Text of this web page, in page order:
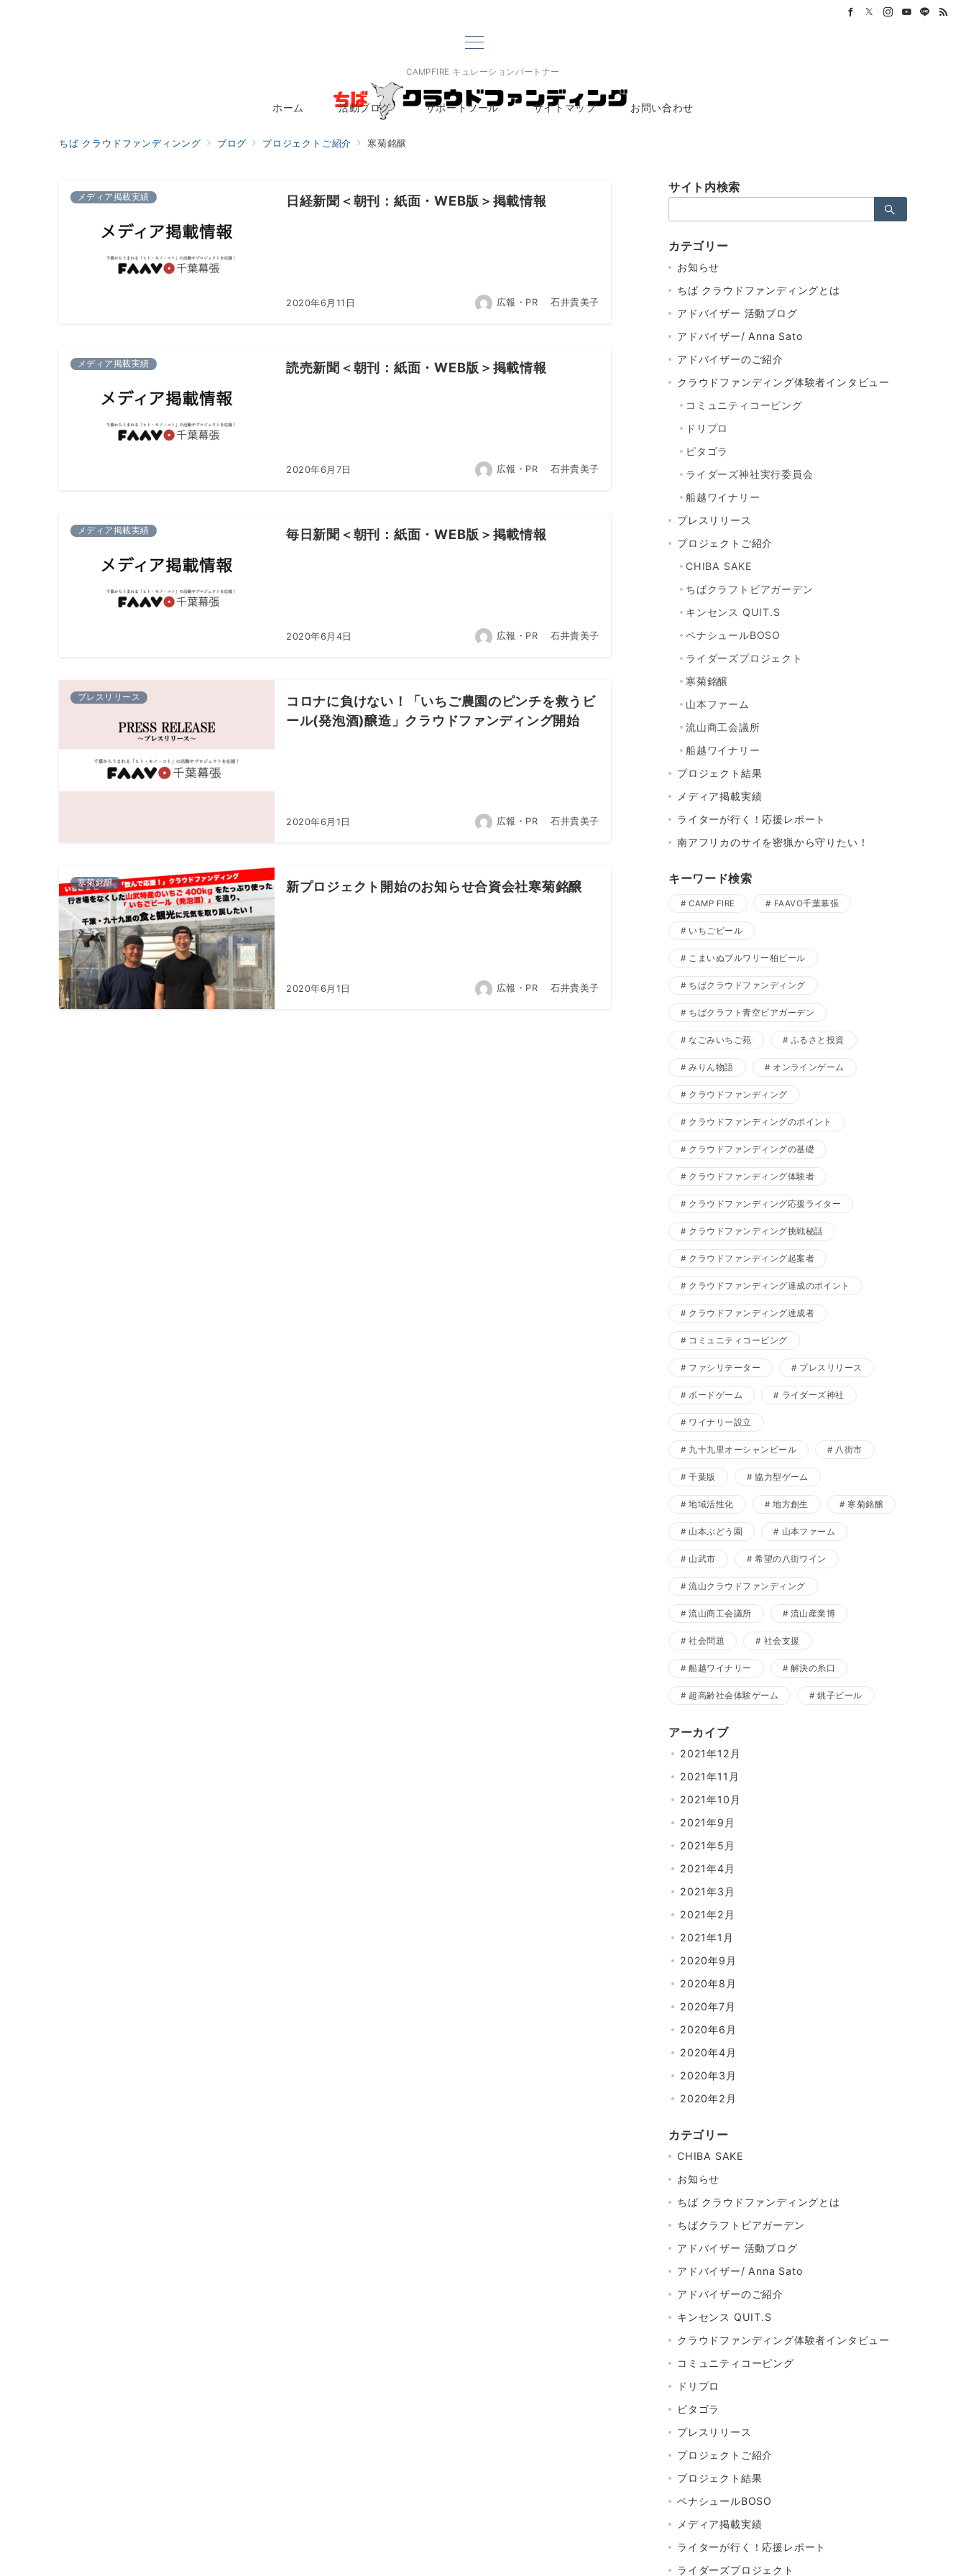
CAMPFIRE キュレーションパートナー
ホーム 活動ブログ サポートツール サイトマップ お問い合わせ
ちば クラウドファンディンング ブログ プロジェクトご紹介 寒菊銘醸
メディア掲載実績 日経新聞＜朝刊：紙面・WEB版＞掲載情報
2020年6月11日 広報・PR 石井貴美子
メディア掲載実績 読売新聞＜朝刊：紙面・WEB版＞掲載情報
2020年6月7日 広報・PR 石井貴美子
メディア掲載実績 毎日新聞＜朝刊：紙面・WEB版＞掲載情報
2020年6月4日 広報・PR 石井貴美子
プレスリリース
コロナに負けない！「いちご農園のピンチを救うビ
ール(発泡酒)醸造」クラウドファンディング開始
2020年6月1日 広報・PR 石井貴美子
寒菊銘醸 新プロジェクト開始のお知らせ合資会社寒菊銘醸
2020年6月1日 広報・PR 石井貴美子
サイト内検索
索：
カテゴリー
お知らせ
ちば クラウドファンディングとは
アドバイザー 活動ブログ
アドバイザー/ Anna Sato
アドバイザーのご紹介
クラウドファンディング体験者インタビュー
コミュニティコーピング
ドリプロ
ピタゴラ
ライダーズ神社実行委員会
船越ワイナリー
プレスリリース
プロジェクトご紹介
CHIBA SAKE
ちばクラフトビアガーデン
キンセンス QUIT.S
ペナシュールBOSO
ライダーズプロジェクト
寒菊銘醸
山本ファーム
流山商工会議所
船越ワイナリー
プロジェクト結果
メディア掲載実績
ライターが行く！応援レポート
南アフリカのサイを密猟から守りたい！
キーワード検索
CAMP FIRE FAAVO千葉幕張
いちごビール
こまいぬブルワリー柏ビール
ちばクラウドファンディング
ちばクラフト青空ビアガーデン
なごみいちご苑 ふるさと投資
みりん物語 オンラインゲーム
クラウドファンディング
クラウドファンディングのポイント
クラウドファンディングの基礎
クラウドファンディング体験者
クラウドファンディング応援ライター
クラウドファンディング挑戦秘話
クラウドファンディング起案者
クラウドファンディング達成のポイント
クラウドファンディング達成者
コミュニティコーピング
ファシリテーター プレスリリース
ボードゲーム ライダーズ神社
ワイナリー設立
九十九里オーシャンビール 八街市
千葉版 協力型ゲーム
地域活性化 地方創生 寒菊銘醸
山本ぶどう園 山本ファーム
山武市 希望の八街ワイン
流山クラウドファンディング
流山商工会議所 流山産業博
社会問題 社会支援
船越ワイナリー 解決の糸口
超高齢社会体験ゲーム 銚子ビール
アーカイブ
2021年12月
2021年11月
2021年10月
2021年9月
2021年5月
2021年4月
2021年3月
2021年2月
2021年1月
2020年9月
2020年8月
2020年7月
2020年6月
2020年4月
2020年3月
2020年2月
カテゴリー
CHIBA SAKE
お知らせ
ちば クラウドファンディングとは
ちばクラフトビアガーデン
アドバイザー 活動ブログ
アドバイザー/ Anna Sato
アドバイザーのご紹介
キンセンス QUIT.S
クラウドファンディング体験者インタビュー
コミュニティコーピング
ドリプロ
ピタゴラ
プレスリリース
プロジェクトご紹介
プロジェクト結果
ペナシュールBOSO
メディア掲載実績
ライターが行く！応援レポート
ライダーズプロジェクト